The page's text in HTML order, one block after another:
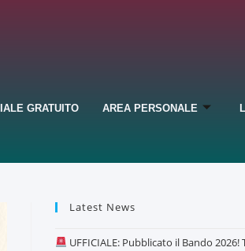
GRATUITO AREA PERSONALE
Latest News
UFFICIALE: Pubblicato il Bando 2026!